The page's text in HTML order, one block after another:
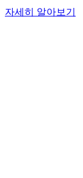
자세히 알아보기